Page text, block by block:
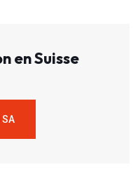
en Suisse
SA